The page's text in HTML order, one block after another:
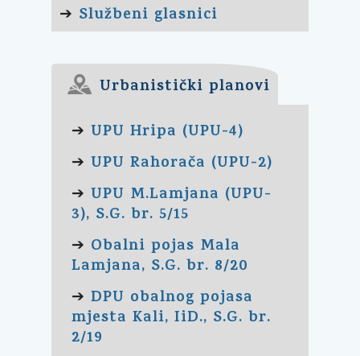
➔ Službeni glasnici
Urbanistički planovi
➔ UPU Hripa (UPU-4)
➔ UPU Rahorača (UPU-2)
➔ UPU M.Lamjana (UPU-
3), S.G. br. 5/15
➔ Obalni pojas Mala
Lamjana, S.G. br. 8/20
➔ DPU obalnog pojasa
mjesta Kali, IiD., S.G. br.
2/19